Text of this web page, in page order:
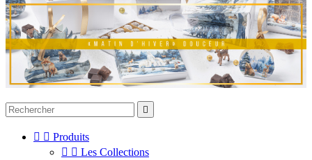

  Produits
  Les Collections